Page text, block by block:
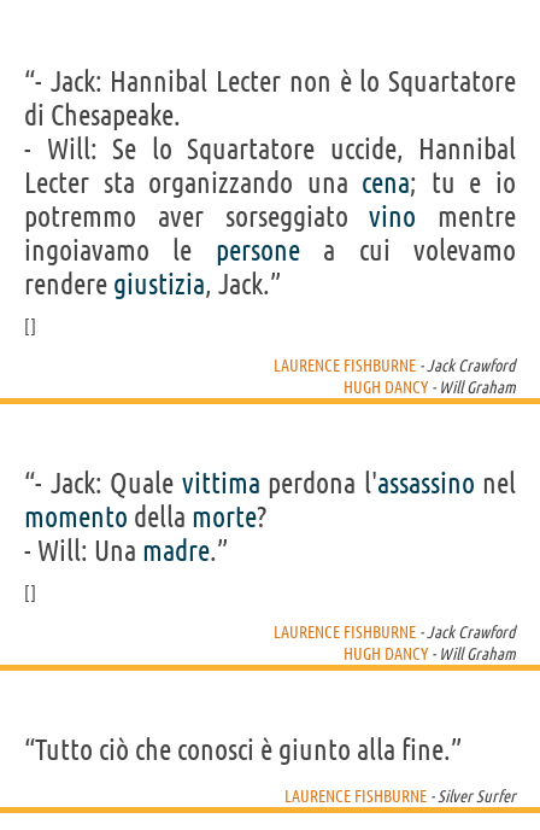
“- Jack: Hannibal Lecter non è lo Squartatore
di Chesapeake.
- Will: Se lo Squartatore uccide, Hannibal
Lecter sta organizzando una cena; tu e io
potremmo aver sorseggiatovino mentre
ingoiavamo le personea cui volevamo
rendere giustizia, Jack.”
LAURENCE FISHBURNE - Jack Crawford
HUGH DANCY - Will Graham
“- Jack: Quale vittima perdona l'assassino nel
momento della morte?
- Will: Una madre.”
LAURENCE FISHBURNE - Jack Crawford
HUGH DANCY - Will Graham
“Tutto ciò che conosci è giunto alla fine.”
LAURENCE FISHBURNE - Silver Surfer